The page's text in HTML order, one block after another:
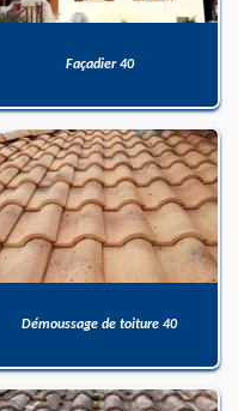
Façadier 40
Démoussage de toiture 40